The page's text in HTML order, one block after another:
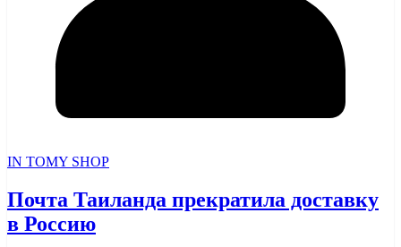
IN TOMY SHOP
Почта Таиланда прекратила доставку
в Россию